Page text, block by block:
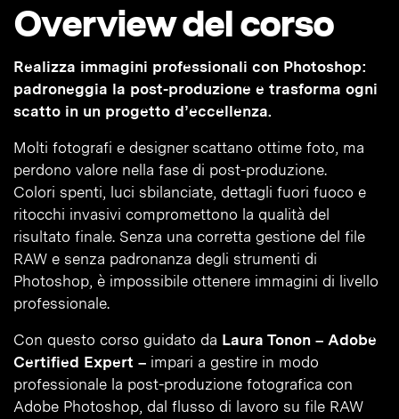
Overview del corso
Realizza immagini professionali con Photoshop:
padroneggia la post-produzione e trasforma ogni
scatto in un progetto d’eccellenza.
Molti fotografi e designer scattano ottime foto, ma
perdono valore nella fase di post-produzione.
Colori spenti, luci sbilanciate, dettagli fuori fuoco e
ritocchi invasivi compromettono la qualità del
risultato finale. Senza una corretta gestione del file
RAW e senza padronanza degli strumenti di
Photoshop, è impossibile ottenere immagini di livello
professionale.
Con questo corso guidato da Laura Tonon – Adobe
Certified Expert – impari a gestire in modo
professionale la post-produzione fotografica con
Adobe Photoshop, dal flusso di lavoro su file RAW